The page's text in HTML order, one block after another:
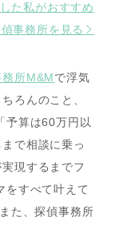
た私がおすすめ
事務所を見る
所M&Mで浮気
ろんのこと、
予算は60万円以
で相談に乗っ
現するまでフ
をすべて叶えて
た、探偵事務所